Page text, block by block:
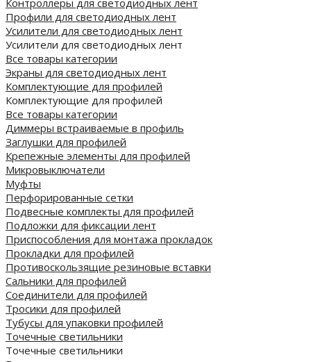
Контроллеры для светодиодных лент
Профили для светодиодных лент
Усилители для светодиодных лент
Усилители для светодиодных лент
Все товары категории
Экраны для светодиодных лент
Комплектующие для профилей
Комплектующие для профилей
Все товары категории
Диммеры встраиваемые в профиль
Заглушки для профилей
Крепежные элементы для профилей
Микровыключатели
Муфты
Перфорированные сетки
Подвесные комплекты для профилей
Подложки для фиксации лент
Приспособления для монтажа прокладок
Прокладки для профилей
Противоскользящие резиновые вставки
Сальники для профилей
Соединители для профилей
Тросики для профилей
Тубусы для упаковки профилей
Точечные светильники
Точечные светильники